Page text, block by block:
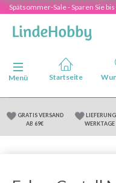
Spätsommer-Sale - Sparen Sie
Anzeige ändern
Menü
GRATIS VERSAND
AB 69€
WERKTAGE